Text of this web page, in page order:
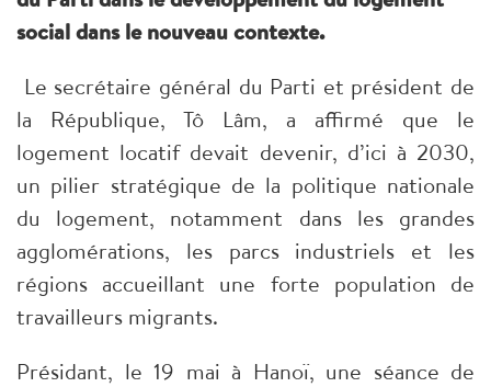
social dans le nouveau contexte.
Le secrétaire général du Parti et président de
la République, Tô Lâm, a affirmé que le
logement locatif devait devenir, d’ici à 2030,
un pilier stratégique de la politique nationale
du logement, notamment dans les grandes
agglomérations, les parcs industriels et les
régions accueillant une forte population de
travailleurs migrants.
Présidant, le 19 mai à Hanoï, une séance de